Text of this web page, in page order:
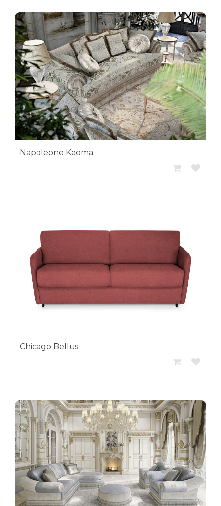
Napoleone Keoma
Chicago Bellus